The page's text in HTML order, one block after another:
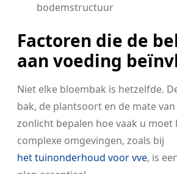
bodemstructuur
Factoren die de
aan voeding
Niet elke bloembak is hetzelfde.
bak, de plantsoort en de mate
zonlicht bepalen hoe vaak u moet
complexe omgevingen, zoals bij
het tuinonderhoud voor vve, is